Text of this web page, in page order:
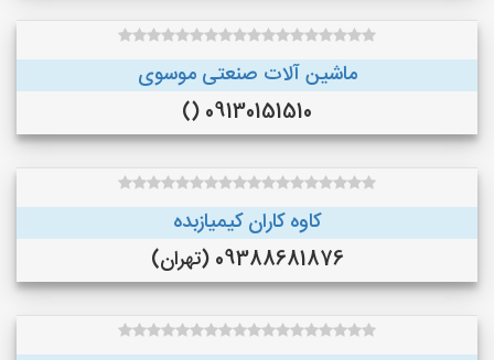
ماشین آلات صنعتی موسوی
09130151510 ()
کاوه کاران کیمیازبده
09388681876 (تهران)